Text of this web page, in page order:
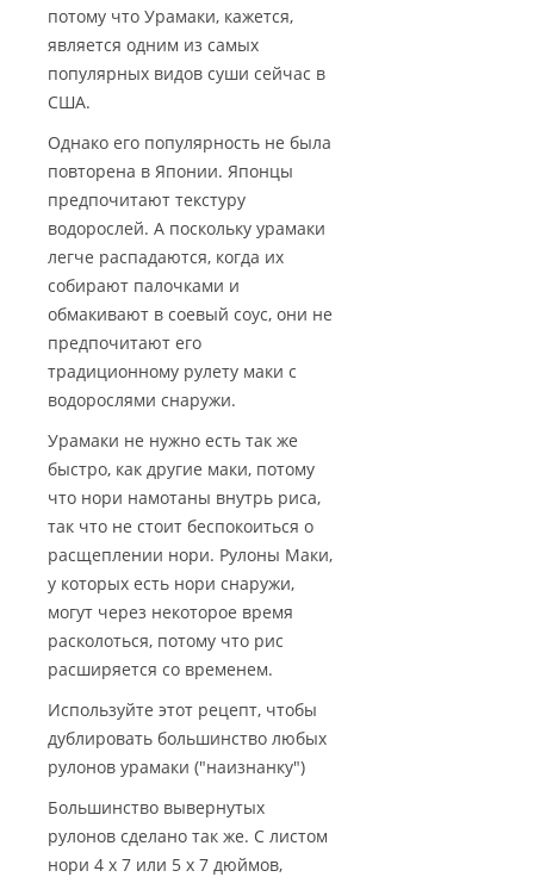
потому что Урамаки, кажется,
является одним из самых
популярных видов суши сейчас в
США.
Однако его популярность не была
повторена в Японии. Японцы
предпочитают текстуру
водорослей. А поскольку урамаки
легче распадаются, когда их
собирают палочками и
обмакивают в соевый соус, они не
предпочитают его
традиционному рулету маки с
водорослями снаружи.
Урамаки не нужно есть так же
быстро, как другие маки, потому
что нори намотаны внутрь риса,
так что не стоит беспокоиться о
расщеплении нори. Рулоны Маки,
у которых есть нори снаружи,
могут через некоторое время
расколоться, потому что рис
расширяется со временем.
Используйте этот рецепт, чтобы
дублировать большинство любых
рулонов урамаки ("наизнанку")
Большинство вывернутых
рулонов сделано так же. С листом
нори 4 x 7 или 5 x 7 дюймов,